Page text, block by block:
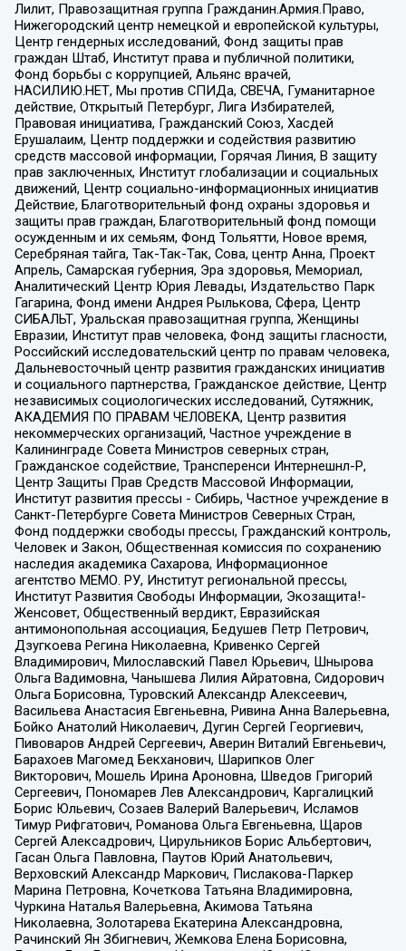
Лилит, Правозащитная группа Гражданин.Армия.Право,
Нижегородский центр немецкой и европейской культуры,
Центр гендерных исследований, Фонд защиты прав
граждан Штаб, Институт права и публичной политики,
Фонд борьбы с коррупцией, Альянс врачей,
НАСИЛИЮ.НЕТ, Мы против СПИДа, СВЕЧА, Гуманитарное
действие, Открытый Петербург, Лига Избирателей,
Правовая инициатива, Гражданский Союз, Хасдей
Ерушалаим, Центр поддержки и содействия развитию
средств массовой информации, Горячая Линия, В защиту
прав заключенных, Институт глобализации и социальных
движений, Центр социально-информационных инициатив
Действие, Благотворительный фонд охраны здоровья и
защиты прав граждан, Благотворительный фонд помощи
осужденным и их семьям, Фонд Тольятти, Новое время,
Серебряная тайга, Так-Так-Так, Сова, центр Анна, Проект
Апрель, Самарская губерния, Эра здоровья, Мемориал,
Аналитический Центр Юрия Левады, Издательство Парк
Гагарина, Фонд имени Андрея Рылькова, Сфера, Центр
СИБАЛЬТ, Уральская правозащитная группа, Женщины
Евразии, Институт прав человека, Фонд защиты гласности,
Российский исследовательский центр по правам человека,
Дальневосточный центр развития гражданских инициатив
и социального партнерства, Гражданское действие, Центр
независимых социологических исследований, Сутяжник,
АКАДЕМИЯ ПО ПРАВАМ ЧЕЛОВЕКА, Центр развития
некоммерческих организаций, Частное учреждение в
Калининграде Совета Министров северных стран,
Гражданское содействие, Трансперенси Интернешнл-Р,
Центр Защиты Прав Средств Массовой Информации,
Институт развития прессы - Сибирь, Частное учреждение в
Санкт-Петербурге Совета Министров Северных Стран,
Фонд поддержки свободы прессы, Гражданский контроль,
Человек и Закон, Общественная комиссия по сохранению
наследия академика Сахарова, Информационное
агентство МЕМО. РУ, Институт региональной прессы,
Институт Развития Свободы Информации, Экозащита!-
Женсовет, Общественный вердикт, Евразийская
антимонопольная ассоциация, Бедушев Петр Петрович,
Дзугкоева Регина Николаевна, Кривенко Сергей
Владимирович, Милославский Павел Юрьевич, Шнырова
Ольга Вадимовна, Чанышева Лилия Айратовна, Сидорович
Ольга Борисовна, Туровский Александр Алексеевич,
Васильева Анастасия Евгеньевна, Ривина Анна Валерьевна,
Бойко Анатолий Николаевич, Дугин Сергей Георгиевич,
Пивоваров Андрей Сергеевич, Аверин Виталий Евгеньевич,
Барахоев Магомед Бекханович, Шарипков Олег
Викторович, Мошель Ирина Ароновна, Шведов Григорий
Сергеевич, Пономарев Лев Александрович, Каргалицкий
Борис Юльевич, Созаев Валерий Валерьевич, Исламов
Тимур Рифгатович, Романова Ольга Евгеньевна, Щаров
Сергей Алексадрович, Цирульников Борис Альбертович,
Гасан Ольга Павловна, Паутов Юрий Анатольевич,
Верховский Александр Маркович, Пислакова-Паркер
Марина Петровна, Кочеткова Татьяна Владимировна,
Чуркина Наталья Валерьевна, Акимова Татьяна
Николаевна, Золотарева Екатерина Александровна,
Рачинский Ян Збигневич, Жемкова Елена Борисовна,